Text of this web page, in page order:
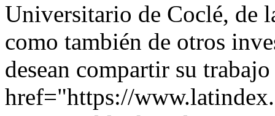
Universitario de Coclé, de
como también de otros
desean compartir su
href="https://